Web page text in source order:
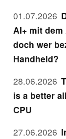
01.07.2026
AI+ mit
doch wer
Handheld?
28.06.2026
is a better
CPU
27.06.2026